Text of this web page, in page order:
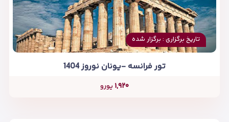
تاریخ برگزاری : برگزار شده
تور فرانسه -یونان نوروز 1404
۱,۹۲۰ یورو